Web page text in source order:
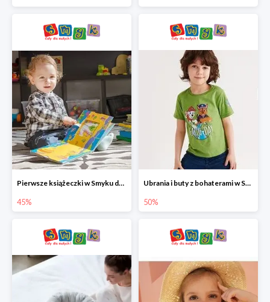
Pierwsze książeczki w Smyku do -45%
45%
Ubrania i buty z bohaterami w Smyku do -50%
50%